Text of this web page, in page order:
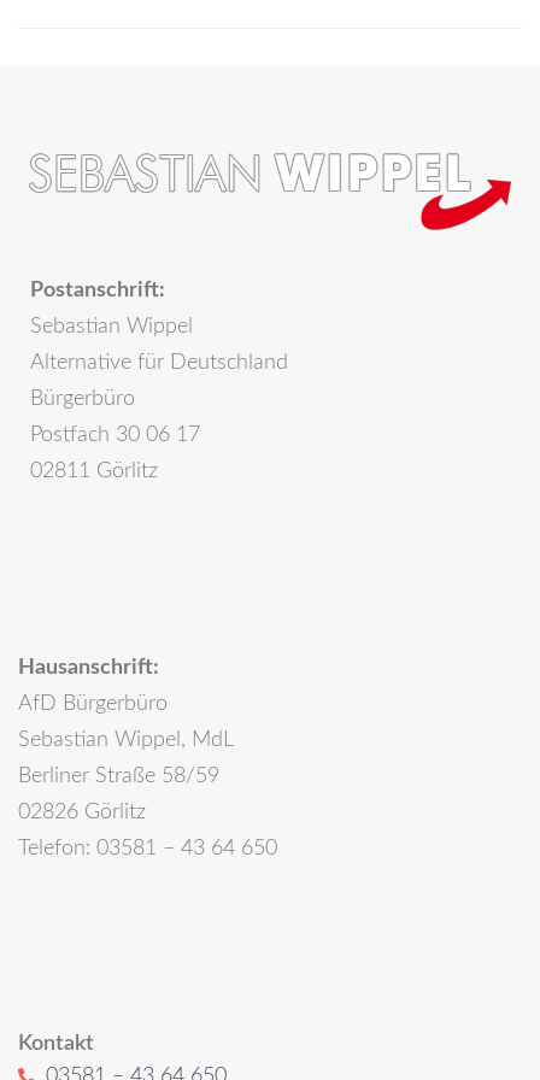
Postanschrift:
Sebastian Wippel
Alternative für Deutschland
Bürgerbüro
Postfach 30 06 17
02811 Görlitz
Hausanschrift:
AfD Bürgerbüro
Sebastian Wippel, MdL
Berliner Straße 58/59
02826 Görlitz
Telefon: 03581 – 43 64 650
Kontakt